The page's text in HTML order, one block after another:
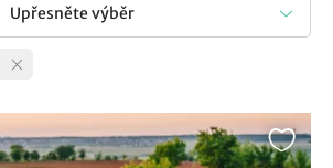
Upřesněte výběr